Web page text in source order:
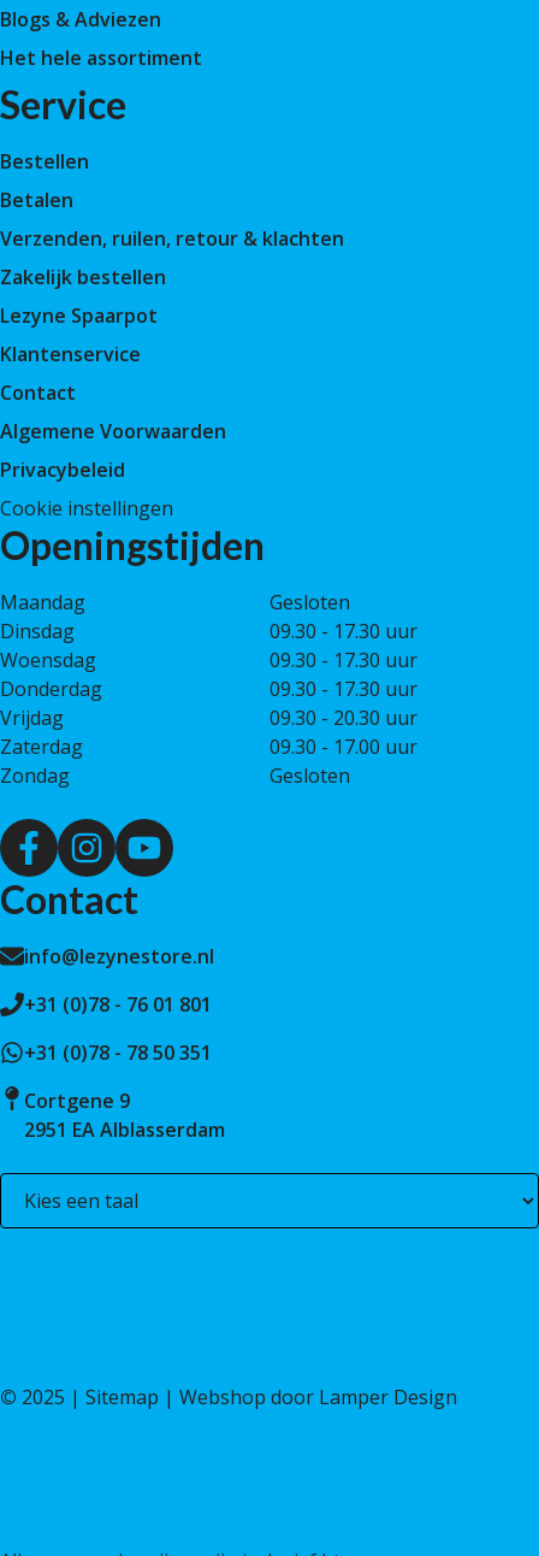
Blogs & Adviezen
Het hele assortiment
Service
Bestellen
Betalen
Verzenden, ruilen, retour & klachten
Zakelijk bestellen
Lezyne Spaarpot
Klantenservice
Contact
Algemene Voorwaarden
Privacybeleid
Cookie instellingen
Openingstijden
Maandag
Gesloten
Dinsdag
09.30 - 17.30 uur
Woensdag
09.30 - 17.30 uur
Donderdag
09.30 - 17.30 uur
Vrijdag
09.30 - 20.30 uur
Zaterdag
09.30 - 17.00 uur
Zondag
Gesloten
Contact
info@lezynestore.nl
+31 (0)78 - 76 01 801
+31 (0)78 - 78 50 351
Cortgene 9
2951 EA Alblasserdam
© 2025 | Sitemap | Webshop door Lamper Design